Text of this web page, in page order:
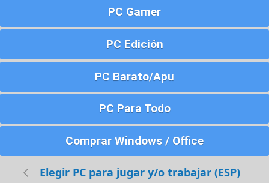
PC Gamer
PC Edición
PC Barato/Apu
PC Para Todo
Comprar Windows / Office
Elegir PC para jugar y/o trabajar (ESP)